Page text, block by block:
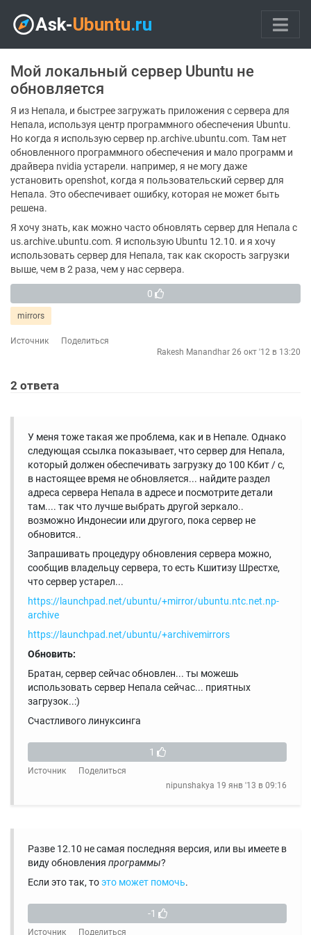
Мой локальный сервер Ubuntu не
обновляется
Я из Непала, и быстрее загружать приложения с сервера для
Непала, используя центр программного обеспечения Ubuntu.
Но когда я использую сервер np.archive.ubuntu.com. Там нет
обновленного программного обеспечения и мало программ и
драйвера nvidia устарели. например, я не могу даже
установить openshot, когда я пользовательский сервер для
Непала. Это обеспечивает ошибку, которая не может быть
решена.
Я хочу знать, как можно часто обновлять сервер для Непала с
us.archive.ubuntu.com. Я использую Ubuntu 12.10. и я хочу
использовать сервер для Непала, так как скорость загрузки
выше, чем в 2 раза, чем у нас сервера.
0
mirrors
Источник
Поделиться
Rakesh Manandhar 26 окт '12 в 13:20
2 ответа
У меня тоже такая же проблема, как и в Непале. Однако
следующая ссылка показывает, что сервер для Непала,
который должен обеспечивать загрузку до 100 Кбит / с,
в настоящее время не обновляется... найдите раздел
адреса сервера Непала в адресе и посмотрите детали
там.... так что лучше выбрать другой зеркало..
возможно Индонесии или другого, пока сервер не
обновится..
Запрашивать процедуру обновления сервера можно,
сообщив владельцу сервера, то есть Кшитизу Шрестхе,
что сервер устарел...
https://launchpad.net/ubuntu/+mirror/ubuntu.ntc.net.np-
archive
https://launchpad.net/ubuntu/+archivemirrors
Обновить:
Братан, сервер сейчас обновлен... ты можешь
использовать сервер Непала сейчас... приятных
загрузок..:)
Счастливого линуксинга
1
Источник
Поделиться
nipunshakya 19 янв '13 в 09:16
Разве 12.10 не самая последняя версия, или вы имеете в
виду обновления программы?
Если это так, тоэто может помочь.
-1
Источник Поделиться